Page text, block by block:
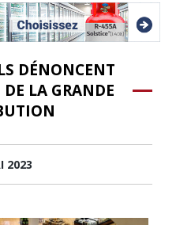
DÉNONCENT
DE LA GRANDE
2023